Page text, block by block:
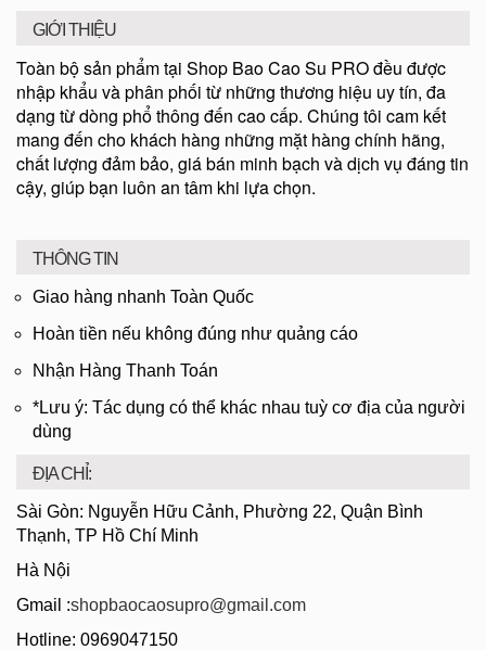
GIỚI THIỆU
Toàn bộ sản phẩm tại Shop Bao Cao Su PRO đều được
nhập khẩu và phân phối từ những thương hiệu uy tín, đa
dạng từ dòng phổ thông đến cao cấp. Chúng tôi cam kết
mang đến cho khách hàng những mặt hàng chính hãng,
chất lượng đảm bảo, giá bán minh bạch và dịch vụ đáng tin
cậy, giúp bạn luôn an tâm khi lựa chọn.
THÔNG TIN
Giao hàng nhanh Toàn Quốc
Hoàn tiền nếu không đúng như quảng cáo
Nhận Hàng Thanh Toán
*Lưu ý: Tác dụng có thể khác nhau tuỳ cơ địa của người
dùng
ĐỊA CHỈ:
Sài Gòn: Nguyễn Hữu Cảnh, Phường 22, Quận Bình
Thạnh, TP Hồ Chí Minh
Hà Nội
Gmail :shopbaocaosupro@gmail.com
Hotline: 0969047150